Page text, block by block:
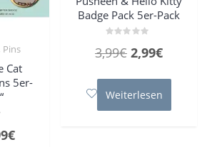
Pins
Cat
5er-
€Aktueller
Badge Pack 5er-Pack
mit
5
3,99€ Ursprünglicher
war:
3,99€
2,99€Aktueller
ist:
2,99€.
Weiterlesen